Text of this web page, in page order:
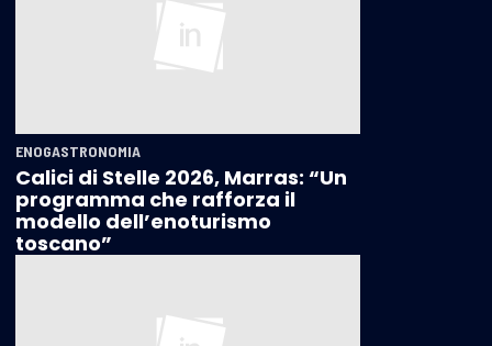
ENOGASTRONOMIA
Calici di Stelle 2026, Marras: “Un
programma che rafforza il
modello dell’enoturismo
toscano”